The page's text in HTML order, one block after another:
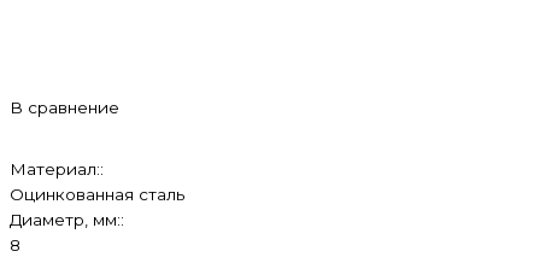
В сравнение
Материал::
Оцинкованная сталь
Диаметр, мм::
8